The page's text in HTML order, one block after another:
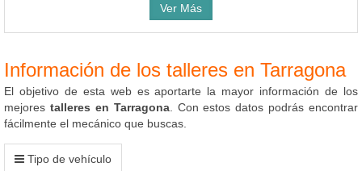
Ver Más
Información de los talleres en Tarragona
El objetivo de esta web es aportarte la mayor información de los
mejores talleres en Tarragona. Con estos datos podrás encontrar
fácilmente el mecánico que buscas.
Tipo de vehículo